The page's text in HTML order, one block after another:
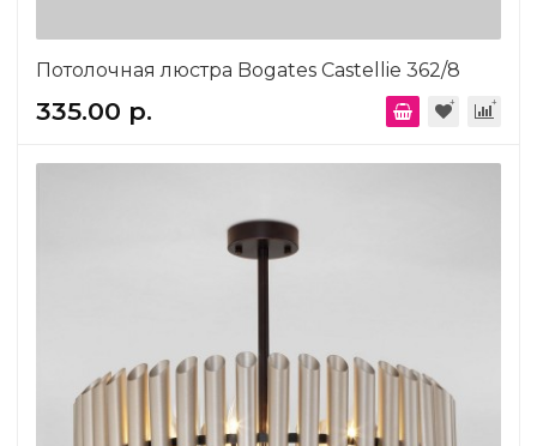
Потолочная люстра Bogates Castellie 362/8
335.00 р.